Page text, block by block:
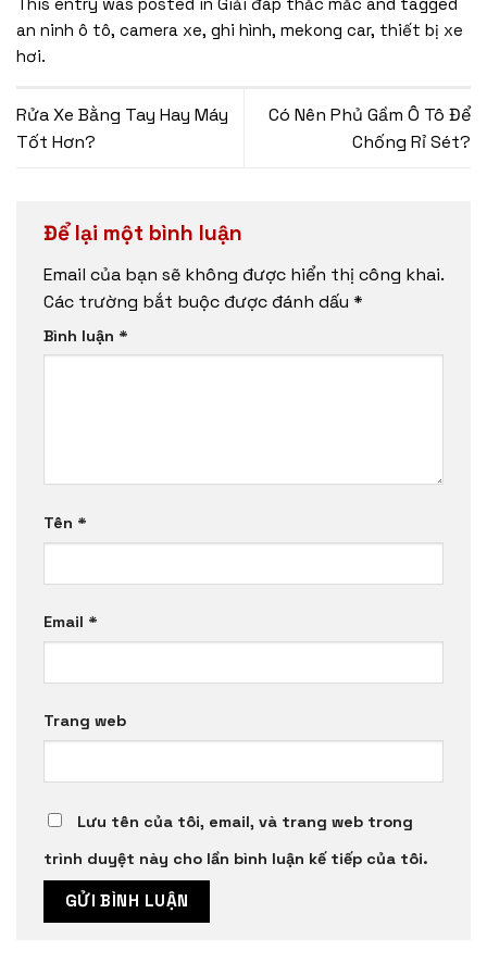
an ninh ô tô, camera xe, ghi hình, mekong car, thiết bị xe
hơi.
Rửa Xe Bằng Tay Hay Máy
Tốt Hơn?
Có Nên Phủ Gầm Ô Tô Để
Chống Rỉ Sét?
Để lại một bình luận
Email của bạn sẽ không được hiển thị công khai.
Các trường bắt buộc được đánh dấu *
Bình luận *
Tên *
Email *
Trang web
Lưu tên của tôi, email, và trang web trong
trình duyệt này cho lần bình luận kế tiếp của tôi.